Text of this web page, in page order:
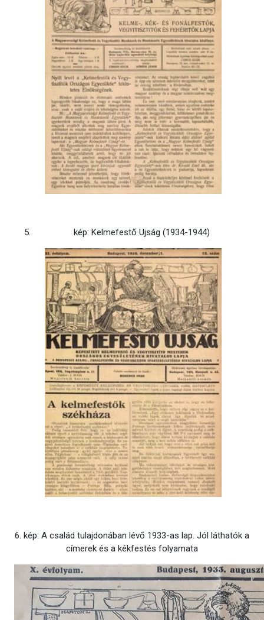
kép: Kelmefestő Ujság (1934-1944)
6. kép: A család tulajdonában lévő 1933-as lap. Jól láthatók a
címerek és a kékfestés folyamata